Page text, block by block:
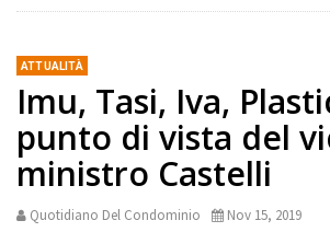
ATTUALITÀ
Imu, Tasi, Iva,
punto di vista del
ministro Castelli
Quotidiano Del Condominio Nov 15, 2019